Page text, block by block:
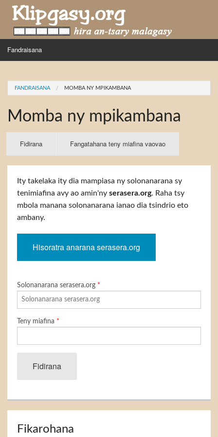
Skip to main content
MENU
Fandraisana
Hira nampidiriko
Hira tiako
Fidirana
You are here
FANDRAISANA MOMBA NY MPIKAMBANA
Momba ny mpikambana
Primary tabs
Fidirana Fangatahana teny miafina vaovao
Ity takelaka ity dia mampiasa ny solonanarana sy
tenimiafina avy ao amin'ny serasera.org. Raha tsy
mbola manana solonanarana ianao dia tsindrio eto
ambany.
Hisoratra anarana serasera.org
Solonanarana serasera.org *
Teny miafina *
Fidirana
Fikarohana